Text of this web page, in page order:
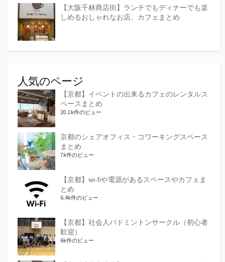
【大阪千林商店街】ランチでもディナーでも楽
しめるおしゃれなお店、カフェまとめ
人気のページ
【京都】イベントの出来るカフェのレンタルス
ペースまとめ
20.1k件のビュー
京都のシェアオフィス・コワーキングスペース
まとめ
7k件のビュー
【京都】wi-fiや電源があるスペースやカフェま
とめ
6.4k件のビュー
【京都】社会人バドミントンサークル（初心者
歓迎）
6k件のビュー